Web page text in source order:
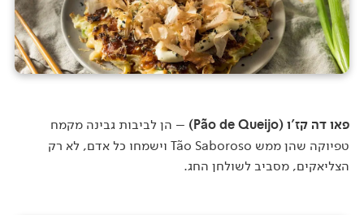
פאו דה קז'ו (Pão de Queijo)
– הן לביבות גבינה מקמח
טפיוקה שהן ממש Tão Saboroso וישמחו כל אדם, לא רק
הצליאקים, מסביב לשולחן החג.